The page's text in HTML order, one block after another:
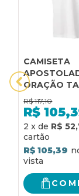
CAMISETA
ORAÇÃO
EG SEM
MANGA
R$ 117,10
R$
2 x de R$
R$ 105,39